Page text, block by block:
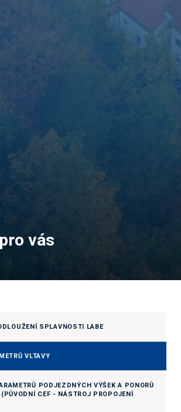
vás
SPLAVNOSTI LABE
VLTAVY
PODJEZDNÝCH VÝŠEK A PONORŮ
(PŮVODNÍ CEF - NÁSTROJ PROPOJENÍ